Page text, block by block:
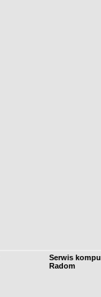
Serwis
Radom